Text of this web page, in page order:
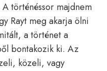
történéssor majdnem
Rayt meg akarja ölni
a történet a
bontakozik ki. Az
közeli, vagy